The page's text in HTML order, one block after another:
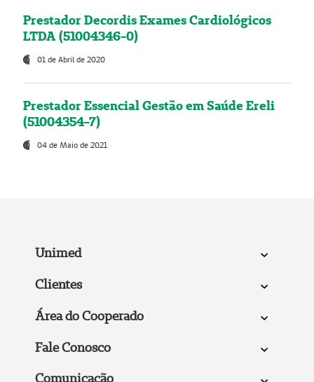
Prestador Decordis Exames Cardiológicos
LTDA (51004346-0)
01 de Abril de 2020
Prestador Essencial Gestão em Saúde Ereli
(51004354-7)
04 de Maio de 2021
Unimed
Clientes
Área do Cooperado
Fale Conosco
Comunicação